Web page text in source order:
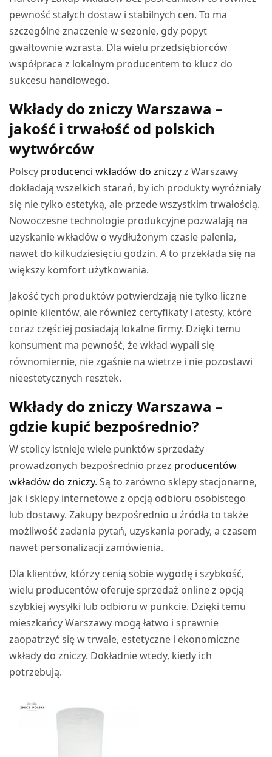
pewność stałych dostaw i stabilnych cen. To ma
szczególne znaczenie w sezonie, gdy popyt
gwałtownie wzrasta. Dla wielu przedsiębiorców
współpraca z lokalnym producentem to klucz do
sukcesu handlowego.
Wkłady do zniczy Warszawa –
jakość i trwałość od polskich
wytwórców
Polscy producenci wkładów do zniczyz Warszawy
dokładają wszelkich starań, by ich produkty wyróżniały
się nie tylko estetyką, ale przede wszystkim trwałością.
Nowoczesne technologie produkcyjne pozwalają na
uzyskanie wkładów o wydłużonym czasie palenia,
nawet do kilkudziesięciu godzin. A to przekłada się na
większy komfort użytkowania.
Jakość tych produktów potwierdzają nie tylko liczne
opinie klientów, ale również certyfikaty i atesty, które
coraz częściej posiadają lokalne firmy. Dzięki temu
konsument ma pewność, że wkład wypali się
równomiernie, nie zgaśnie na wietrze i nie pozostawi
nieestetycznych resztek.
Wkłady do zniczy Warszawa –
gdzie kupić bezpośrednio?
W stolicy istnieje wiele punktów sprzedaży
prowadzonych bezpośrednio przez producentów
wkładów do zniczy. Są to zarówno sklepy stacjonarne,
jak i sklepy internetowe z opcją odbioru osobistego
lub dostawy. Zakupy bezpośrednio u źródła to także
możliwość zadania pytań, uzyskania porady, a czasem
nawet personalizacji zamówienia.
Dla klientów, którzy cenią sobie wygodę i szybkość,
wielu producentów oferuje sprzedaż online z opcją
szybkiej wysyłki lub odbioru w punkcie. Dzięki temu
mieszkańcy Warszawy mogą łatwo i sprawnie
zaopatrzyć się w trwałe, estetyczne i ekonomiczne
wkłady do zniczy. Dokładnie wtedy, kiedy ich
potrzebują.